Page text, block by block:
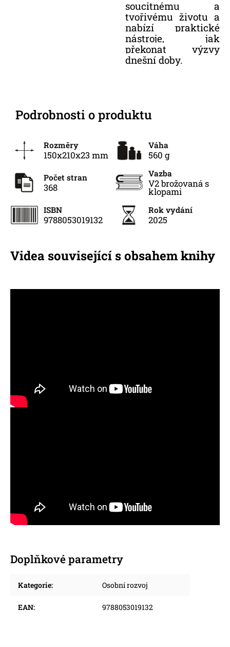
soucitnému a
tvořivému životu a
nabízí praktické
nástroje, jak
překonat výzvy
dnešní doby.
Podrobnosti o produktu
Rozměry
150x210x23 mm
Váha
560 g
Počet stran
368
Vazba
V2 brožovaná s
klopami
ISBN
9788053019132
Rok vydání
2025
Videa související s obsahem knihy
Doplňkové parametry
Kategorie: Osobní rozvoj
EAN: 9788053019132